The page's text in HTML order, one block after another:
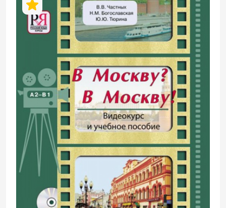
учебным материалом реализуется
принцип интерактивности. Пособие
ориентировано в первую очередь на
краткосрочный курс обучения
(приблизительно 40 часов).